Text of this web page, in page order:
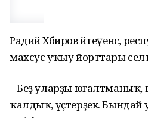
Радий Хәбиров әйтеүенсә,
махсус уҡыу йорттары
– Беҙ уларҙы юғалтманыҡ,
ҡалдыҡ, үҫтерҙек.